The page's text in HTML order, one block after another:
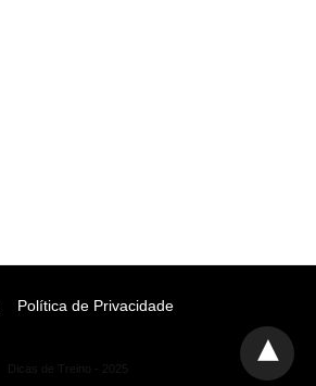
Política de Privacidade
Dicas de Treino - 2025